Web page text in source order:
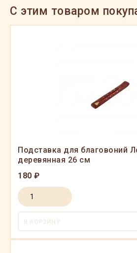
C этим товаром
Подставка для благовоний
деревянная 26 см
180 ₽
В КОРЗИНУ